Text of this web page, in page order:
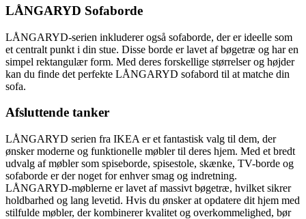
LÅNGARYD Sofaborde
LÅNGARYD-serien inkluderer også sofaborde, der er ideelle som
et centralt punkt i din stue. Disse borde er lavet af bøgetræ og har en
simpel rektangulær form. Med deres forskellige størrelser og højder
kan du finde det perfekte LÅNGARYD sofabord til at matche din
sofa.
Afsluttende tanker
LÅNGARYD serien fra IKEA er et fantastisk valg til dem, der
ønsker moderne og funktionelle møbler til deres hjem. Med et bredt
udvalg af møbler som spiseborde, spisestole, skænke, TV-borde og
sofaborde er der noget for enhver smag og indretning.
LÅNGARYD-møblerne er lavet af massivt bøgetræ, hvilket sikrer
holdbarhed og lang levetid. Hvis du ønsker at opdatere dit hjem med
stilfulde møbler, der kombinerer kvalitet og overkommelighed, bør